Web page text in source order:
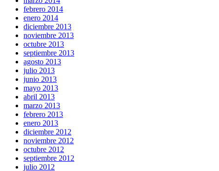
febrero 2014
enero 2014
diciembre 2013
noviembre 2013
octubre 2013
septiembre 2013
agosto 2013
julio 2013
junio 2013
mayo 2013
abril 2013
marzo 2013
febrero 2013
enero 2013
diciembre 2012
noviembre 2012
octubre 2012
septiembre 2012
julio 2012